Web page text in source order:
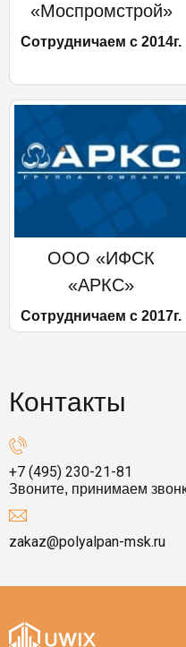
«Моспромстрой»
Сотрудничаем с 2014г.
ООО «ИФСК
«АРКС»
Сотрудничаем с 2017г.
Контакты
+7 (495) 230-21-81
Звоните, принимаем
zakaz@polyalpan-msk.ru